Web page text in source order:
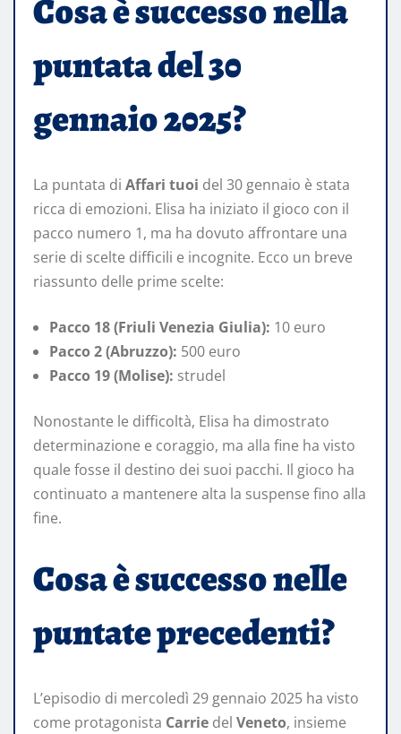
Cosa è successo nella
puntata del 30
gennaio 2025?
La puntata di Affari tuoi del 30 gennaio è stata
ricca di emozioni. Elisa ha iniziato il gioco con il
pacco numero 1, ma ha dovuto affrontare una
serie di scelte difficili e incognite. Ecco un breve
riassunto delle prime scelte:
Pacco 18 (Friuli Venezia Giulia): 10 euro
Pacco 2 (Abruzzo): 500 euro
Pacco 19 (Molise): strudel
Nonostante le difficoltà, Elisa ha dimostrato
determinazione e coraggio, ma alla fine ha visto
quale fosse il destino dei suoi pacchi. Il gioco ha
continuato a mantenere alta la suspense fino alla
fine.
Cosa è successo nelle
puntate precedenti?
L’episodio di mercoledì 29 gennaio 2025 ha visto
come protagonista Carrie del Veneto, insieme